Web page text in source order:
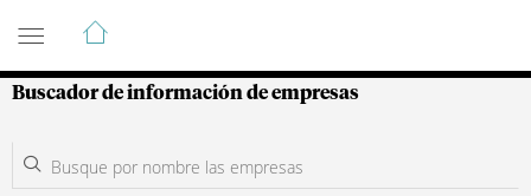
Guía de Empresas Colombianas
Buscador de información de empresas